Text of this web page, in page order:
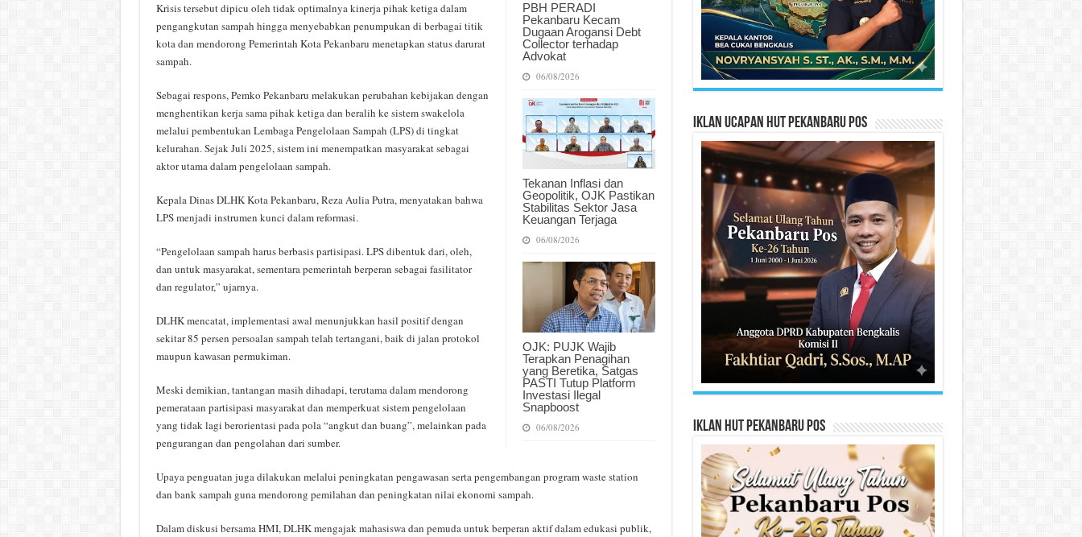
PBH PERADI
Pekanbaru Kecam
Dugaan Arogansi Debt
Collector terhadap
Advokat
06/08/2026
Tekanan Inflasi dan
Geopolitik, OJK Pastikan
Stabilitas Sektor Jasa
Keuangan Terjaga
06/08/2026
OJK: PUJK Wajib
Terapkan Penagihan
yang Beretika, Satgas
PASTI Tutup Platform
Investasi Ilegal
Snapboost
06/08/2026
Krisis tersebut dipicu oleh tidak optimalnya kinerja pihak ketiga dalam
pengangkutan sampah hingga menyebabkan penumpukan di berbagai titik
kota dan mendorong Pemerintah Kota Pekanbaru menetapkan status darurat
sampah.
Sebagai respons, Pemko Pekanbaru melakukan perubahan kebijakan dengan
menghentikan kerja sama pihak ketiga dan beralih ke sistem swakelola
melalui pembentukan Lembaga Pengelolaan Sampah (LPS) di tingkat
kelurahan. Sejak Juli 2025, sistem ini menempatkan masyarakat sebagai
aktor utama dalam pengelolaan sampah.
Kepala Dinas DLHK Kota Pekanbaru, Reza Aulia Putra, menyatakan bahwa
LPS menjadi instrumen kunci dalam reformasi.
“Pengelolaan sampah harus berbasis partisipasi. LPS dibentuk dari, oleh,
dan untuk masyarakat, sementara pemerintah berperan sebagai fasilitator
dan regulator,” ujarnya.
DLHK mencatat, implementasi awal menunjukkan hasil positif dengan
sekitar 85 persen persoalan sampah telah tertangani, baik di jalan protokol
maupun kawasan permukiman.
Meski demikian, tantangan masih dihadapi, terutama dalam mendorong
pemerataan partisipasi masyarakat dan memperkuat sistem pengelolaan
yang tidak lagi berorientasi pada pola “angkut dan buang”, melainkan pada
pengurangan dan pengolahan dari sumber.
Upaya penguatan juga dilakukan melalui peningkatan pengawasan serta pengembangan program waste station
dan bank sampah guna mendorong pemilahan dan peningkatan nilai ekonomi sampah.
Dalam diskusi bersama HMI, DLHK mengajak mahasiswa dan pemuda untuk berperan aktif dalam edukasi publik,
Iklan Ucapan HUT Pekanbaru Pos
Iklan HUT Pekanbaru Pos